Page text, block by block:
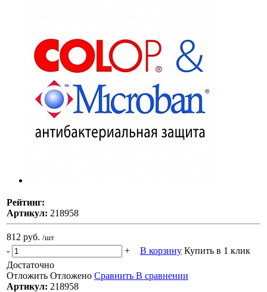
Рейтинг:
Артикул: 218958
812 руб. /шт
- + В корзину Купить в 1 клик
Достаточно
Отложить Отложено Сравнить В сравнении
Артикул: 218958